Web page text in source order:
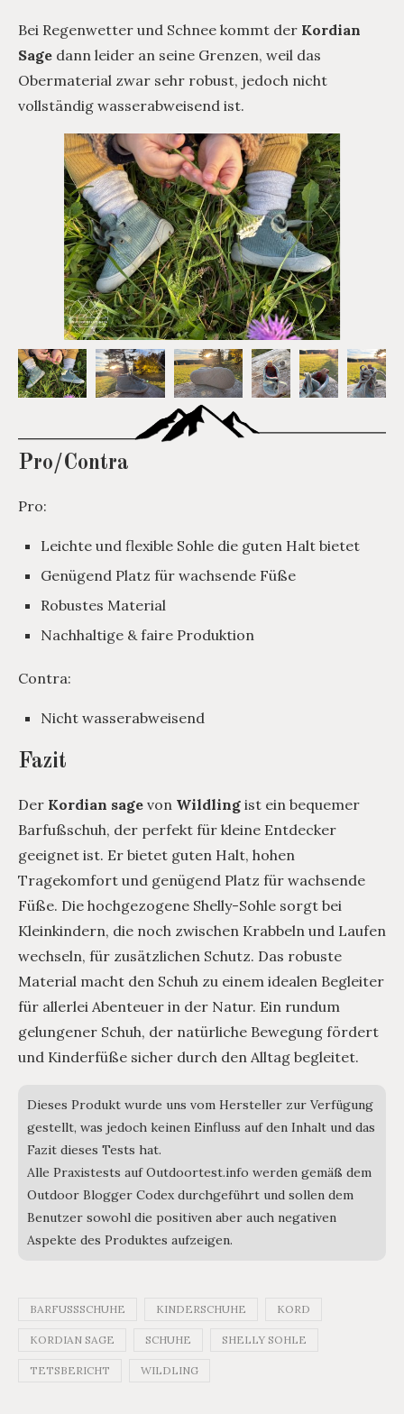
Bei Regenwetter und Schnee kommt der Kordian
Sage dann leider an seine Grenzen, weil das
Obermaterial zwar sehr robust, jedoch nicht
vollständig wasserabweisend ist.
Pro/Contra
Pro:
Leichte und flexible Sohle die guten Halt bietet
Genügend Platz für wachsende Füße
Robustes Material
Nachhaltige & faire Produktion
Contra:
Nicht wasserabweisend
Fazit
Der Kordian sage von Wildling ist ein bequemer
Barfußschuh, der perfekt für kleine Entdecker
geeignet ist. Er bietet guten Halt, hohen
Tragekomfort und genügend Platz für wachsende
Füße. Die hochgezogene Shelly-Sohle sorgt bei
Kleinkindern, die noch zwischen Krabbeln und Laufen
wechseln, für zusätzlichen Schutz. Das robuste
Material macht den Schuh zu einem idealen Begleiter
für allerlei Abenteuer in der Natur. Ein rundum
gelungener Schuh, der natürliche Bewegung fördert
und Kinderfüße sicher durch den Alltag begleitet.
Dieses Produkt wurde uns vom Hersteller zur Verfügung
gestellt, was jedoch keinen Einfluss auf den Inhalt und das
Fazit dieses Tests hat.
Alle Praxistests auf Outdoortest.info werden gemäß dem
Outdoor Blogger Codex durchgeführt und sollen dem
Benutzer sowohl die positiven aber auch negativen
Aspekte des Produktes aufzeigen.
BARFUSSSCHUHE KINDERSCHUHE KORD
KORDIAN SAGE SCHUHE SHELLY SOHLE
TETSBERICHT WILDLING